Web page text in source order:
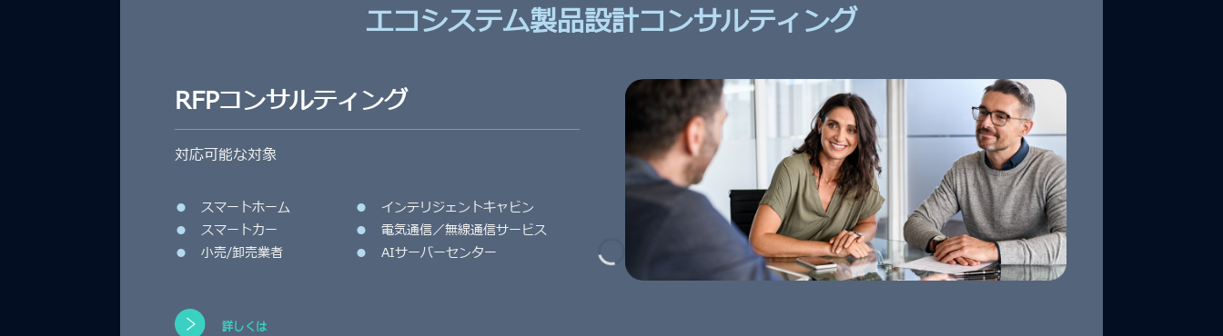
エコシステム製品設計コンサルティング
RFPコンサルティング
対応可能な対象
● スマートホーム
● スマートカー
● 小売/卸売業者
● インテリジェントキャビン
● 電気通信／無線通信サービス
● AIサーバーセンター
詳しくは